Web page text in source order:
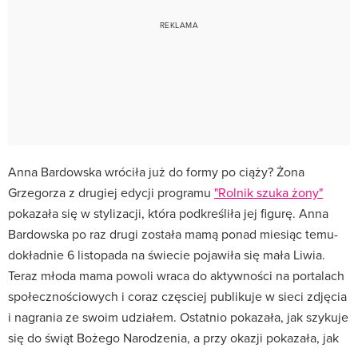
Anna Bardowska wróciła już do formy po ciąży? Żona
Grzegorza z drugiej edycji programu "Rolnik szuka żony"
pokazała się w stylizacji, która podkreśliła jej figurę. Anna
Bardowska po raz drugi została mamą ponad miesiąc temu-
dokładnie 6 listopada na świecie pojawiła się mała Liwia.
Teraz młoda mama powoli wraca do aktywności na portalach
społecznościowych i coraz częsciej publikuje w sieci zdjęcia
i nagrania ze swoim udziałem. Ostatnio pokazała, jak szykuje
się do świąt Bożego Narodzenia, a przy okazji pokazała, jak